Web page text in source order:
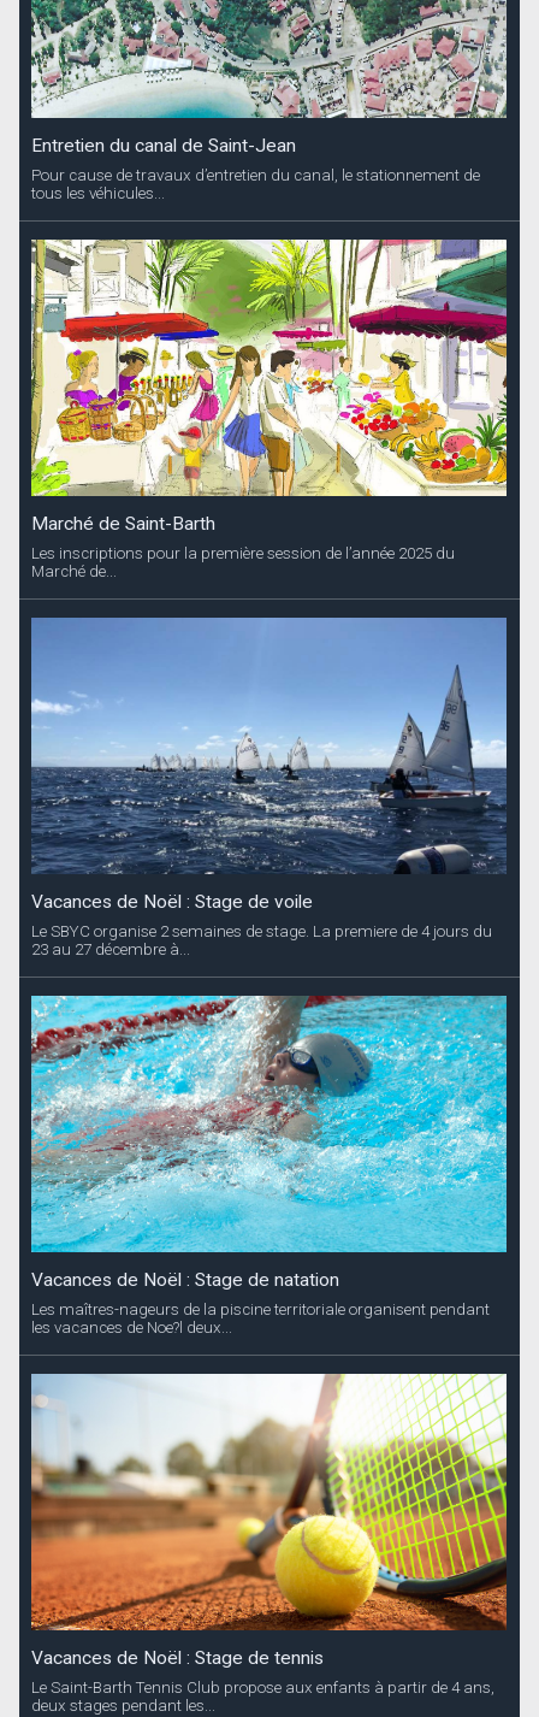
Marché de Saint-Barth
Les inscriptions pour la première session de l’année 2025 du
Vacances de Noël : Stage de voile
Le SBYC organise 2 semaines de stage. La premiere de 4 jours du
Vacances de Noël : Stage de natation
Les maîtres-nageurs de la piscine territoriale organisent pendant
Vacances de Noël : Stage de tennis
Le Saint-Barth Tennis Club propose aux enfants à partir de 4 ans,
Coupures d’électricité annoncées
EDF Archipel Guadeloupe informe sa clientèle que la distribution